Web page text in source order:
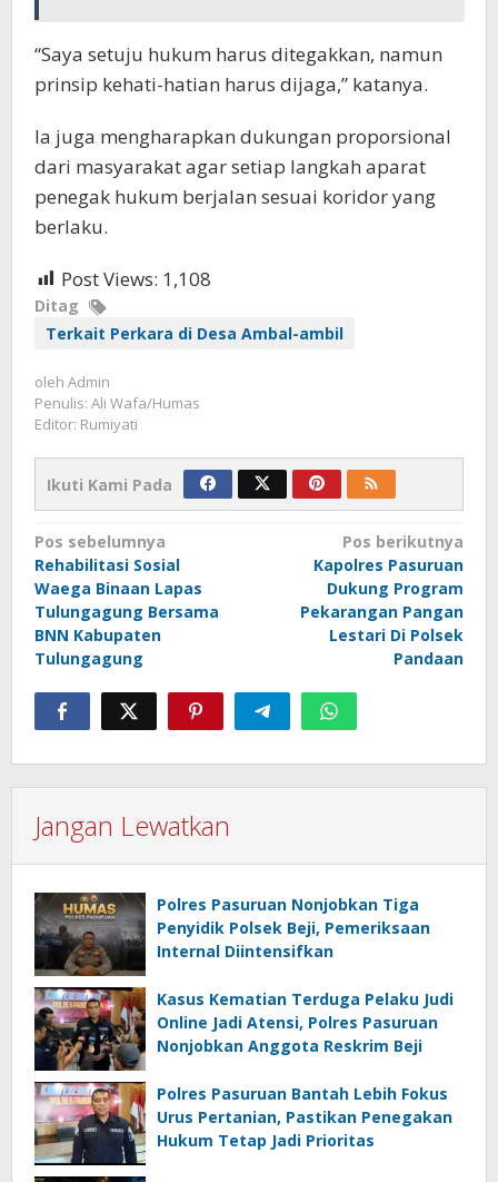
“Saya setuju hukum harus ditegakkan, namun
prinsip kehati-hatian harus dijaga,” katanya.
Ia juga mengharapkan dukungan proporsional
dari masyarakat agar setiap langkah aparat
penegak hukum berjalan sesuai koridor yang
berlaku.
Post Views: 1,108
Ditag
Terkait Perkara di Desa Ambal-ambil
oleh Admin
Penulis: Ali Wafa/Humas
Editor: Rumiyati
Ikuti Kami Pada
Navigasi
pos
Pos sebelumnya
Rehabilitasi Sosial
Waega Binaan Lapas
Tulungagung Bersama
BNN Kabupaten
Tulungagung
Pos berikutnya
Kapolres Pasuruan
Dukung Program
Pekarangan Pangan
Lestari Di Polsek
Pandaan
Jangan Lewatkan
Polres Pasuruan Nonjobkan Tiga
Penyidik Polsek Beji, Pemeriksaan
Internal Diintensifkan
Kasus Kematian Terduga Pelaku Judi
Online Jadi Atensi, Polres Pasuruan
Nonjobkan Anggota Reskrim Beji
Polres Pasuruan Bantah Lebih Fokus
Urus Pertanian, Pastikan Penegakan
Hukum Tetap Jadi Prioritas